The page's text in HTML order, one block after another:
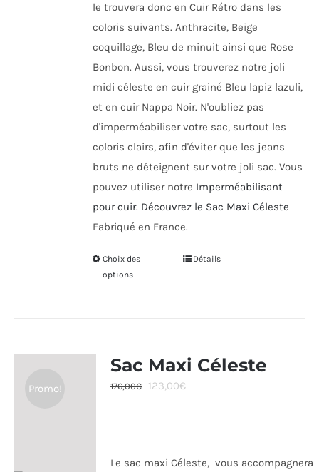
le trouvera donc en Cuir Rétro dans les
coloris suivants. Anthracite, Beige
coquillage, Bleu de minuit ainsi que Rose
Bonbon. Aussi, vous trouverez notre joli
midi céleste en cuir grainé Bleu lapiz lazuli,
et en cuir Nappa Noir. N'oubliez pas
d'imperméabiliser votre sac, surtout les
coloris clairs, afin d'éviter que les jeans
bruts ne déteignent sur votre joli sac. Vous
pouvez utiliser notre Imperméabilisant
pour cuir. Découvrez le Sac Maxi Céleste
Fabriqué en France.
Choix des
options
Ce
Les
options
sur
Détails
Promo!
Sac Maxi Céleste
176,00€
Le
176,00€.
123,00€Le
123,00€.
Le sac maxi Céleste, vous accompagnera